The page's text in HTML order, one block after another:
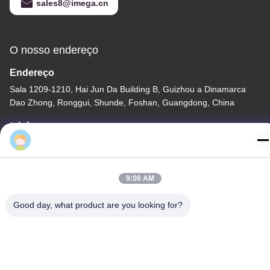
Debossing
Contate-nos
SHUNDE IMEGA COMPANY LIMITED
IMEGA CO.,LIMITED
E-mail
9:06 AM
Good day, what product are you looking for?